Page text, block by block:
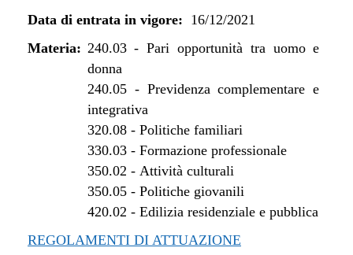
Data di entrata in vigore: 16/12/2021
Materia: 240.03-Pari opportunità tra uomo e
donna
240.05- Previdenza complementare e
integrativa
320.08- Politiche familiari
330.03- Formazione professionale
350.02 - Attività culturali
350.05- Politiche giovanili
420.02 - Edilizia residenziale e pubblica
REGOLAMENTI DI ATTUAZIONE